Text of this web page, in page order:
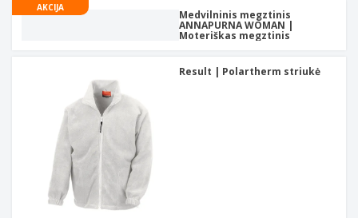
AKCIJA
Medvilninis megztinis
ANNAPURNA WOMAN |
Moteriškas megztinis
Result | Polartherm striukė